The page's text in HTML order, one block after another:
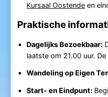
Kursaal Oostendeen
Praktische
Dagelijks Bezoekbaar:
laatste om 21.00 uur.
Wandeling op Eigen
Start- en Eindpunt: